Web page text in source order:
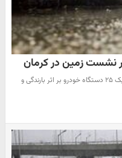
رئیس پلیس راهور استان کرمان از ترکیدگی لاستیک ۲۵ دستگاه خودرو بر اثر بارندگی و